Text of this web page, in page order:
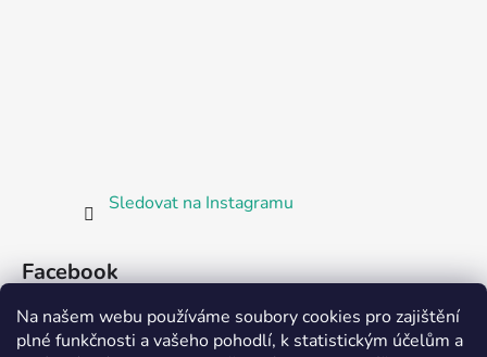
Na našem webu používáme soubory cookies pro zajištění
plné funkčnosti a vašeho pohodlí, k statistickým účelům a
Sledovat na Instagramu
Facebook